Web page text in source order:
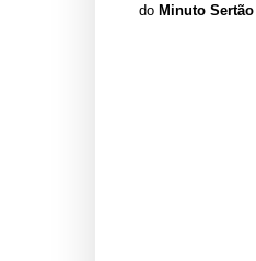
do Minuto Sertão